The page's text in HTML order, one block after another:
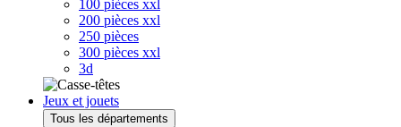
100 pièces xxl
200 pièces xxl
250 pièces
300 pièces xxl
3d
Jeux et jouets
Tous les départements